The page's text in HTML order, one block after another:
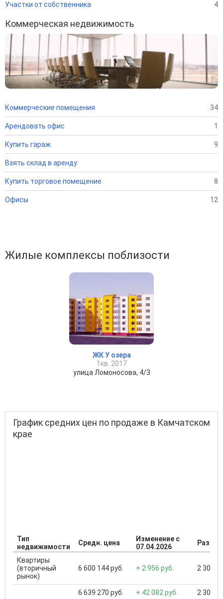
Участки от собственника 4
Коммерческая недвижимость
Коммерческие помещения 34
Арендовать офис 1
Купить гараж 9
Взять склад в аренду
Купить торговое помещение 8
Офисы 12
Жилые комплексы поблизости
ЖК У озера
1кв. 2017
улица Ломоносова, 4/3
График средних цен по продаже в Камчатском
крае
Тип
недвижимости
Средн. цена
Изменение с
07.04.2026
Квартиры
(вторичный
рынок)
6 600 144 руб. + 2 956 руб. 2 300
6 639 270 руб. + 42 082 руб. 2 300